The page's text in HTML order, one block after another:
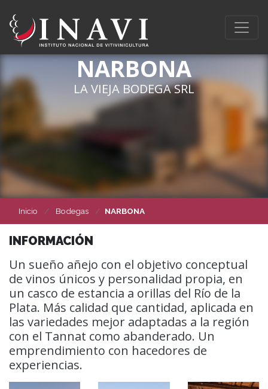
NARBONA
LA VIEJA BODEGA SRL
Inicio Bodegas NARBONA
INFORMACIÓN
Un sueño añejo con el objetivo conceptual
de vinos únicos y personalidad propia, en
un casco de estancia a orillas del Río de la
Plata. Más calidad que cantidad, aplicada en
las variedades mejor adaptadas a la región
con el Tannat como abanderado. Un
emprendimiento con hacedores de
experiencias.